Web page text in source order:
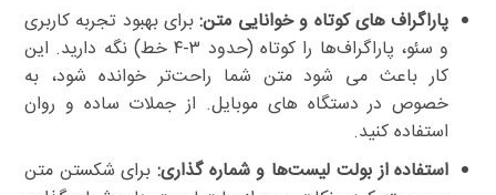
پاراگراف های کوتاه و خوانایی متن:برای بهبود تجربه کاربری
و سئو، پاراگراف‌ها را کوتاه (حدود ۳-۴ خط) نگه دارید. این
کار باعث می شود متن شما راحت‌تر خوانده شود، به
خصوص در دستگاه های موبایل. از جملات ساده و روان
استفاده کنید.
استفاده از بولت لیست‌ها و شماره گذاری:برای شکستن متن